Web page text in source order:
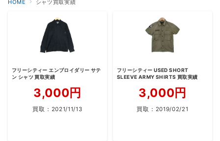
HOME シャツ買取実績
フリーシティー エンブロイダリー サテ
ン シャツ 買取実績
3,000円
買取： 2021/11/13
フリーシティー USED SHORT
SLEEVE ARMY SHIRTS 買取実績
3,000円
買取： 2019/02/21